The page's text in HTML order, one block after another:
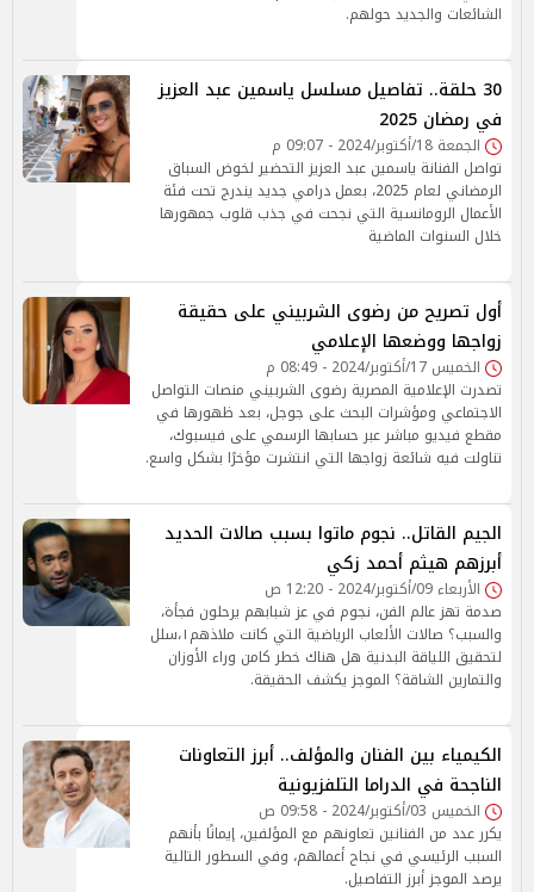
الشائعات والجديد حولهم.
30 حلقة.. تفاصيل مسلسل ياسمين عبد العزيز
في رمضان 2025
الجمعة 18/أكتوبر/2024 - 09:07 م
تواصل الفنانة ياسمين عبد العزيز التحضير لخوض السباق
الرمضاني لعام 2025، بعمل درامي جديد يندرج تحت فئة
الأعمال الرومانسية التي نجحت في جذب قلوب جمهورها
خلال السنوات الماضية
أول تصريح من رضوى الشربيني على حقيقة
زواجها ووضعها الإعلامي
الخميس 17/أكتوبر/2024 - 08:49 م
تصدرت الإعلامية المصرية رضوى الشربيني منصات التواصل
الاجتماعي ومؤشرات البحث على جوجل، بعد ظهورها في
مقطع فيديو مباشر عبر حسابها الرسمي على فيسبوك،
تناولت فيه شائعة زواجها التي انتشرت مؤخرًا بشكل واسع.
الجيم القاتل.. نجوم ماتوا بسبب صالات الحديد
أبرزهم هيثم أحمد زكي
الأربعاء 09/أكتوبر/2024 - 12:20 ص
صدمة تهز عالم الفن، نجوم في عز شبابهم يرحلون فجأة،
والسبب؟ صالات الألعاب الرياضية التي كانت ملاذهم١،سلل
لتحقيق اللياقة البدنية هل هناك خطر كامن وراء الأوزان
والتمارين الشاقة؟ الموجز يكشف الحقيقة.
الكيمياء بين الفنان والمؤلف.. أبرز التعاونات
الناجحة في الدراما التلفزيونية
الخميس 03/أكتوبر/2024 - 09:58 ص
يكرر عدد من الفنانين تعاونهم مع المؤلفين، إيمانًا بأنهم
السبب الرئيسي في نجاح أعمالهم، وفي السطور التالية
يرصد الموجز أبرز التفاصيل.